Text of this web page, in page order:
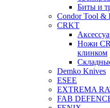
Биты и
Condor Tool &
CRKT
Ножи
клинком
Demko Knives
ESEE
EXTREMA
FAB